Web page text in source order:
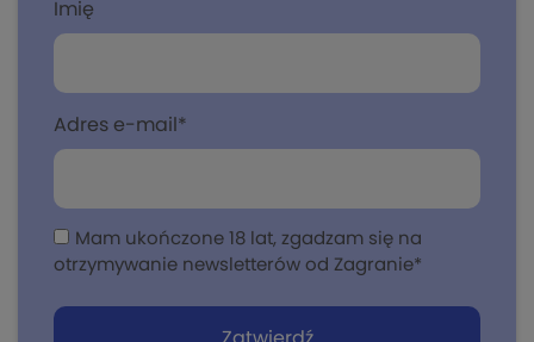
Imię
Adres e-mail *
Mam ukończone 18 lat, zgadzam się na
otrzymywanie newsletterów od Zagranie*